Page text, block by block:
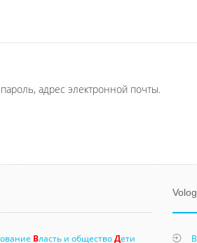
адрес электронной почты.
Власть и обществоДети